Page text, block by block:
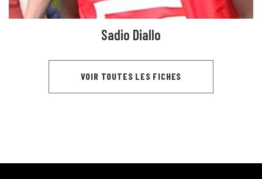
Sadio Diallo
VOIR TOUTES LES FICHES